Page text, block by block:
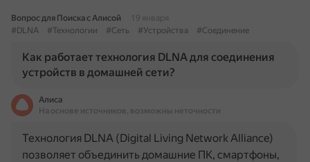
Вопрос для Поиска с Алисой
19 января
#DLNA
#Технологии #Сеть #Устройства #Соединение
Как работает технология DLNA для соединения
устройств в домашней сети?
Алиса
На основе источников, возможны неточности
Технология DLNA (Digital Living Network Alliance)
позволяет объединить домашние ПК, смартфоны,